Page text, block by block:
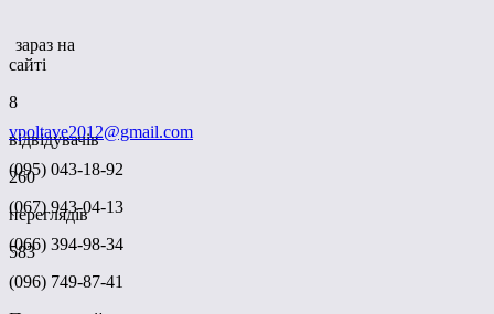
зараз на
сайті
8
відвідувачів
260
переглядів
583
vpoltave2012@gmail.com
(095) 043-18-92
(067) 943-04-13
(066) 394-98-34
(096) 749-87-41